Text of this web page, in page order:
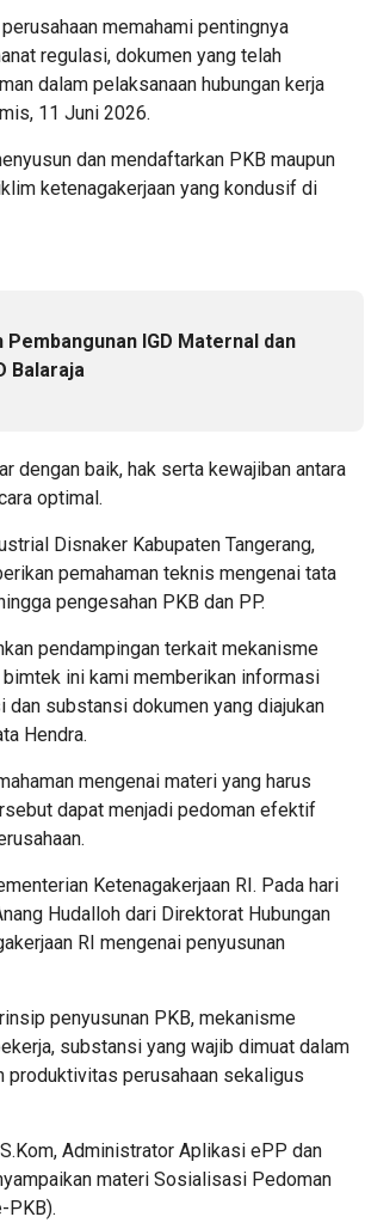
memahami pentingnya
regulasi, dokumen yang telah
dalam pelaksanaan hubungan kerja
11 Juni 2026.
dan mendaftarkan PKB maupun
ketenagakerjaan yang kondusif di
IGD Maternal dan
Balaraja
dengan baik, hak serta kewajiban antara
optimal.
Disnaker Kabupaten Tangerang,
pemahaman teknis mengenai tata
pengesahan PKB dan PP.
pendampingan terkait mekanisme
bimtek ini kami memberikan informasi
substansi dokumen yang diajukan
Hendra.
mengenai materi yang harus
dapat menjadi pedoman efektif
Ketenagakerjaan RI. Pada hari
Hudalloh dari Direktorat Hubungan
RI mengenai penyusunan
penyusunan PKB, mekanisme
substansi yang wajib dimuat dalam
produktivitas perusahaan sekaligus
Administrator Aplikasi ePP dan
materi Sosialisasi Pedoman
PKB).